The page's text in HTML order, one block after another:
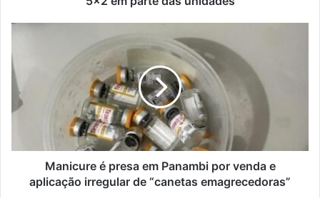
Manicure
presa
em
Panambi
por
aplicação
irregularManicure é presa em Panambi por venda e
aplicação irregular de “canetas emagrecedoras”